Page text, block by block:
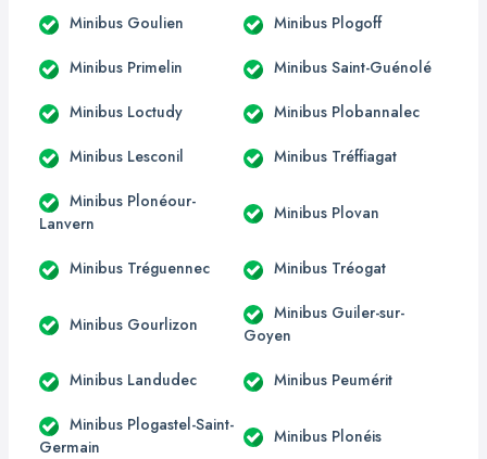
Minibus Goulien Minibus Plogoff
Minibus Primelin Minibus Saint-Guénolé
Minibus Loctudy Minibus Plobannalec
Minibus Lesconil Minibus Tréffiagat
Minibus Plonéour-
Lanvern
Minibus Plovan
Minibus Tréguennec Minibus Tréogat
Minibus Gourlizon
Minibus Guiler-sur-
Goyen
Minibus Landudec Minibus Peumérit
Minibus Plogastel-Saint-
Germain
Minibus Plonéis